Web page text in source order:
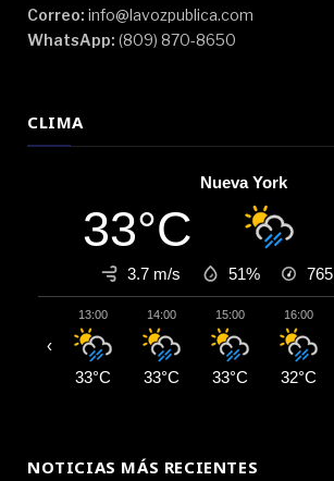
Correo: info@lavozpublica.com
WhatsApp: (809) 870-8650
CLIMA
Nueva York
33°C
3.7 m/s 51% 765
13:00
33°C
14:00
33°C
15:00
33°C
16:00
32°C
‹
NOTICIAS MÁS RECIENTES